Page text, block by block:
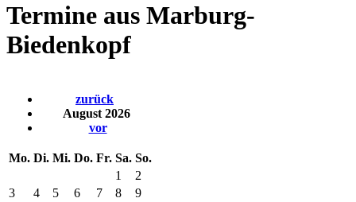
Termine aus Marburg-
Biedenkopf
zurück
August 2026
vor
Mo. Di. Mi. Do. Fr. Sa. So.
1
2
3
4 5 6 7 8
9